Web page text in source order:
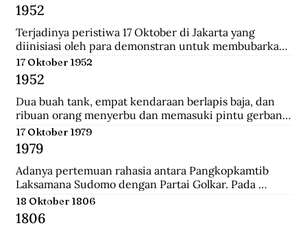
1952
Terjadinya peristiwa 17 Oktober di Jakarta yang
diinisiasi oleh para demonstran untuk membubarkan
Parlemen Indonesia akibat korupsi yang meluas dan
memburuk di Indonesia.
17 Oktober 1952
1952
Dua buah tank, empat kendaraan berlapis baja, dan
ribuan orang menyerbu dan memasuki pintu gerbang
Istana Merdeka, kediaman Presiden Sukarno. Mereka
berkerumun dan menggelar spanduk yang
bertuliskan "Bubarkan Parlemen"!.
17 Oktober 1979
1979
Adanya pertemuan rahasia antara Pangkopkamtib
Laksamana Sudomo dengan Partai Golkar. Pada
pertemuan ini mengecam gagasan ABRI mesti
berpihak pada penguasa jelang Pemilu 1982.
18 Oktober 1806
1806